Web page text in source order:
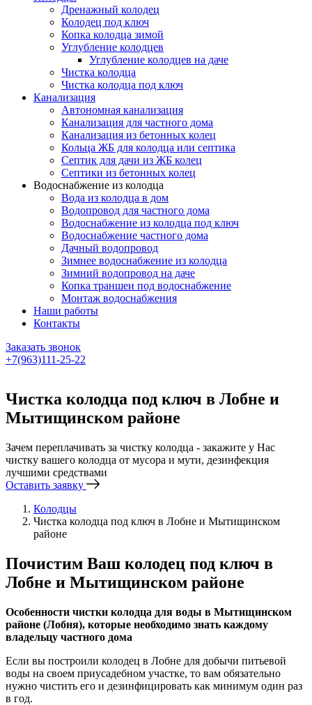
Дренажный колодец
Колодец под ключ
Копка колодца зимой
Углубление колодцев
Углубление колодцев на даче
Чистка колодца
Чистка колодца под ключ
Канализация
Автономная канализация
Канализация для частного дома
Канализация из бетонных колец
Кольца ЖБ для колодца или септика
Септик для дачи из ЖБ колец
Септики из бетонных колец
Водоснабжение из колодца
Вода из колодца в дом
Водопровод для частного дома
Водоснабжение из колодца под ключ
Водоснабжение частного дома
Дачный водопровод
Зимнее водоснабжение из колодца
Зимний водопровод на даче
Копка траншеи под водоснабжение
Монтаж водоснабжения
Наши работы
Контакты
Заказать звонок
+7(963)111-25-22
Чистка колодца под ключ в Лобне и
Мытищинском районе
Зачем переплачивать за чистку колодца - закажите у Нас
чистку вашего колодца от мусора и мути, дезинфекция
лучшими средствами
Оставить заявку
Колодцы
Чистка колодца под ключ в Лобне и Мытищинском
районе
Почистим Ваш колодец под ключ в
Лобне и Мытищинском районе
Особенности чистки колодца для воды в Мытищинском
районе (Лобня), которые необходимо знать каждому
владельцу частного дома
Если вы построили колодец в Лобне для добычи питьевой
воды на своем приусадебном участке, то вам обязательно
нужно чистить его и дезинфицировать как минимум один раз
в год.